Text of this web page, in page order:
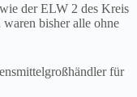
der ELW 2 des Kreis
bisher alle ohne
für